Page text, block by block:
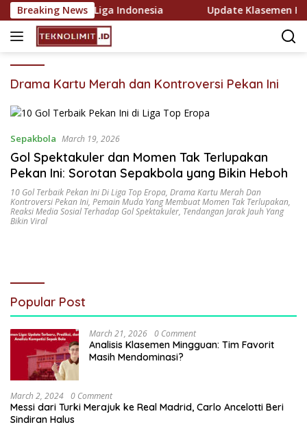
Skip
to
content
Breaking News
dan Bawah Liga Indonesia Update Klasemen
Drama Kartu Merah dan Kontroversi Pekan Ini
Sepakbola March 19, 2026
Gol Spektakuler dan Momen Tak Terlupakan
Pekan Ini: Sorotan Sepakbola yang Bikin Heboh
10 Gol Terbaik Pekan Ini Di Liga Top Eropa, Drama Kartu Merah Dan
Kontroversi Pekan Ini, Pemain Muda Yang Membuat Momen Tak Terlupakan,
Reaksi Media Sosial Terhadap Gol Spektakuler, Tendangan Jarak Jauh Yang
Bikin Viral
Popular Post
March 21, 2026 0 Comment
Analisis Klasemen Mingguan: Tim Favorit
Masih Mendominasi?
March 2, 2024 0 Comment
Messi dari Turki Merajuk ke Real Madrid, Carlo Ancelotti Beri
Sindiran Halus